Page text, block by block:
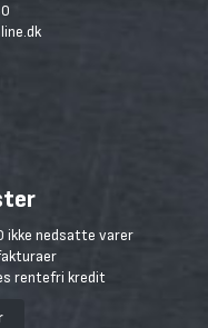
ikke nedsatte varer
rentefri kredit